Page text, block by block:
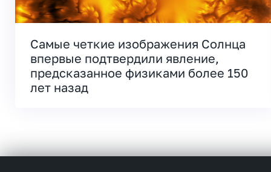
Самые четкие изображения Солнца
впервые подтвердили явление,
предсказанное физиками более 150
лет назад